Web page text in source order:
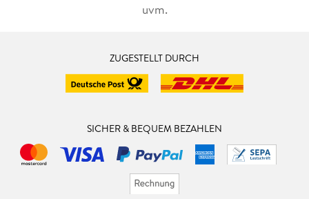
uvm.
ZUGESTELLT DURCH
SICHER & BEQUEM BEZAHLEN